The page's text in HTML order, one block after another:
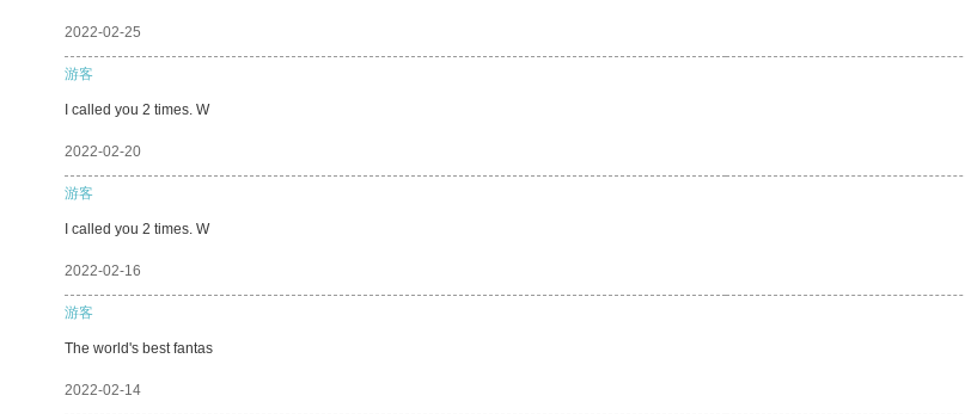
2022-02-25
游客
I called you 2 times. W
2022-02-20
游客
I called you 2 times. W
2022-02-16
游客
The world's best fantas
2022-02-14